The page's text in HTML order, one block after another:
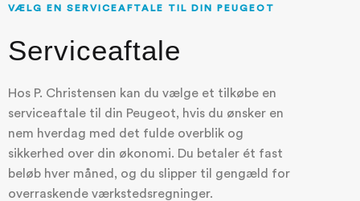
VÆLG EN SERVICEAFTALE TIL DIN PEUGEOT
Serviceaftale
Hos P. Christensen kan du vælge et tilkøbe en
serviceaftale til din Peugeot, hvis du ønsker en
nem hverdag med det fulde overblik og
sikkerhed over din økonomi. Du betaler ét fast
beløb hver måned, og du slipper til gengæld for
overraskende værkstedsregninger.